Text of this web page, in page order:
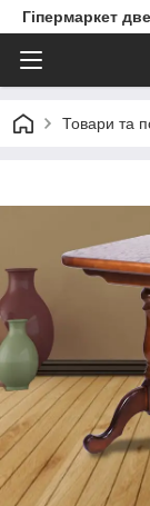
Гіпермаркет
Товари та